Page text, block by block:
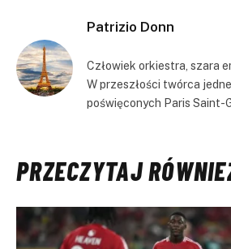
Patrizio Donn
Człowiek orkiestra, szara
W przeszłości twórca
poświęconych Paris Saint-
PRZECZYTAJ